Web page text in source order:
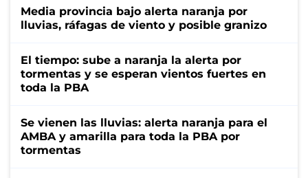
Media provincia bajo alerta naranja por
lluvias, ráfagas de viento y posible granizo
El tiempo: sube a naranja la alerta por
tormentas y se esperan vientos fuertes en
toda la PBA
Se vienen las lluvias: alerta naranja para el
AMBA y amarilla para toda la PBA por
tormentas